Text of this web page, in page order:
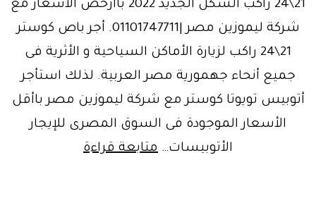
21\24 راكب الشكل الجديد 2022 باأرخص الأسعار مع
شركة ليموزين مصر |01101747711. أجر باص كوستر
21\24 راكب لزيارة الأماكن السياحية و الأثرية فى
جميع أنحاء جهمورية مصر العربية. لذلك استأجر
أتوبيس تويوتا كوستر مع شركة ليموزين مصر باأقل
الأسعار الموجودة فى السوق المصرى للإيجار
الأتوبيسات… متابعة قراءة